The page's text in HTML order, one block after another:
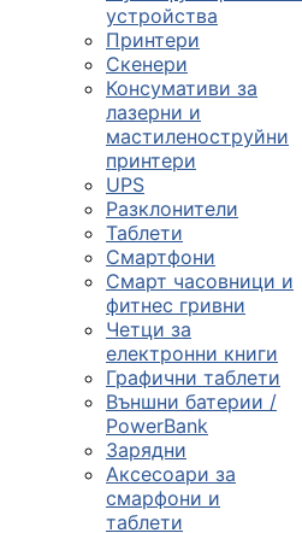
устройства
Принтери
Скенери
Консумативи за
лазерни и
мастиленоструйни
принтери
UPS
Разклонители
Таблети
Смартфони
Смарт часовници и
фитнес гривни
Четци за
електронни книги
Графични таблети
Външни батерии /
PowerBank
Зарядни
Аксесоари за
смарфони и
таблети